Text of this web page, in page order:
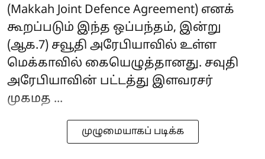
(Makkah Joint Defence Agreement) எனக்
கூறப்படும் இந்த ஒப்பந்தம், இன்று
(ஆக.7) சவூதி அரேபியாவில் உள்ள
மெக்காவில் கையெழுத்தானது. சவுதி
அரேபியாவின் பட்டத்து இளவரசர்
முகமத ...
முழுமையாகப் படிக்க